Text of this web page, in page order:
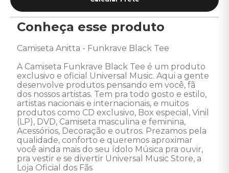
Conheça esse produto
Camiseta Anitta - Funkrave Black Tee
A Camiseta Funkrave Black Tee é um produto
exclusivo e oficial Universal Music. Aqui a gente
desenvolve produtos pensando em você, fã
dos nossos artistas. Tem pra todo gosto e estilo,
artistas nacionais e internacionais, e muitos
produtos como CD exclusivo, Box especial, Vinil
(LP), DVD, Camiseta masculina e feminina,
Acessórios, Decoração e outros. Prezamos pela
qualidade, conforto e queremos aproximar
você ainda mais do seu ídolo Música pra ouvir,
pra vestir e se divertir Universal Music Store, a
Loja Oficial dos Fãs